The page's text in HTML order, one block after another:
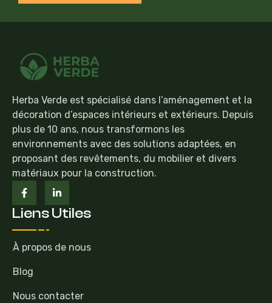
Herba Verde est spécialisé dans l’aménagement et la
décoration d’espaces intérieurs et extérieurs. Depuis
plus de 10 ans, nous transformons les
environnements avec des solutions adaptées, en
proposant des revêtements, du mobilier et divers
matériaux pour la construction.
Liens Utiles
À propos de nous
Blog
Nous contacter